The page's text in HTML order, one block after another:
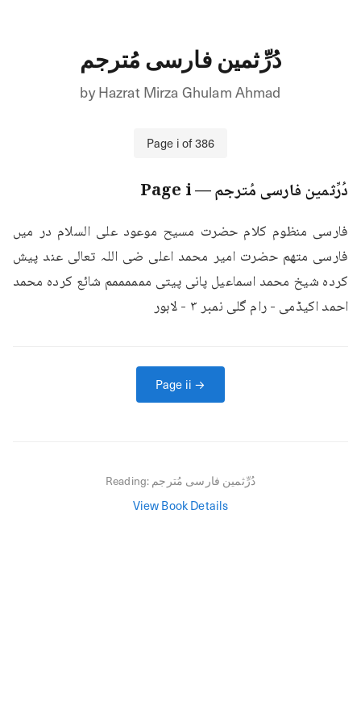
دُرِّثمین فارسی مُترجم
byHazrat Mirza Ghulam Ahmad
Page i of386
دُرِّثمین فارسی مُترجم— Page
i
احمد اکیڈمی - رام گلی نمبر ۳ - لاہور
Page ii →
Reading: دُرِّثمین فارسی مُترجم
View Book Details